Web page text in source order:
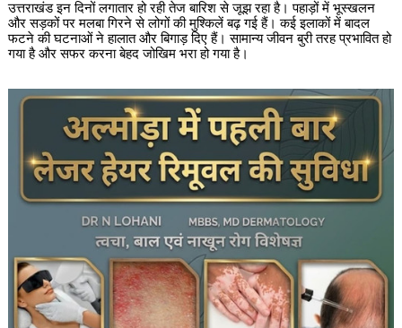
उत्तराखंड इन दिनों लगातार हो रही तेज बारिश से जूझ रहा है। पहाड़ों में भूस्खलन
और सड़कों पर मलबा गिरने से लोगों की मुश्किलें बढ़ गई हैं। कई इलाकों में बादल
फटने की घटनाओं ने हालात और बिगाड़ दिए हैं। सामान्य जीवन बुरी तरह प्रभावित हो
गया है और सफर करना बेहद जोखिम भरा हो गया है।